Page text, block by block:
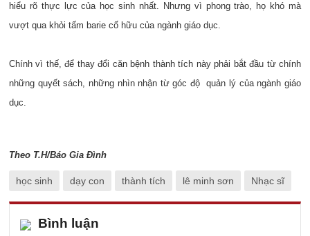
hiểu rõ thực lực của học sinh nhất. Nhưng vì phong trào, họ khó mà
vượt qua khỏi tấm barie cố hữu của ngành giáo dục.
Chính vì thế, để thay đổi căn bệnh thành tích này phải bắt đầu từ chính
những quyết sách, những nhìn nhận từ góc độ quản lý của ngành giáo
dục.
Theo T.H/Báo Gia Đình
học sinh dạy con thành tích lê minh sơn Nhạc sĩ
Bình luận